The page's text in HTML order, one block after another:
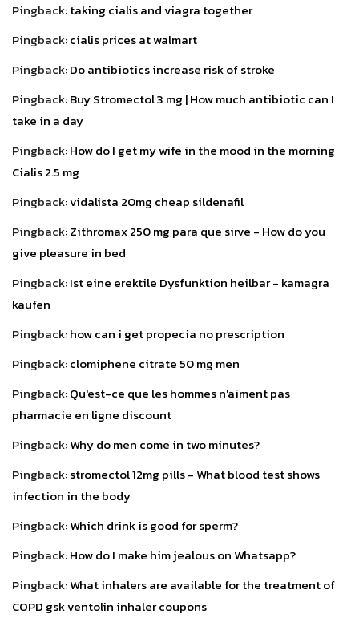
Pingback:taking cialis and viagra together
Pingback:cialis prices at walmart
Pingback:Do antibiotics increase risk of stroke
Pingback:Buy Stromectol 3 mg | How much antibiotic can I
take in a day
Pingback:How do I get my wife in the mood in the morning
Cialis 2.5 mg
Pingback:vidalista 20mg cheap sildenafil
Pingback:Zithromax 250 mg para que sirve - How do you
give pleasure in bed
Pingback:Ist eine erektile Dysfunktion heilbar - kamagra
kaufen
Pingback:how can i get propecia no prescription
Pingback:clomiphene citrate 50 mg men
Pingback:Qu'est-ce que les hommes n'aiment pas
pharmacie en ligne discount
Pingback:Why do men come in two minutes?
Pingback:stromectol 12mg pills - What blood test shows
infection in the body
Pingback:Which drink is good for sperm?
Pingback:How do I make him jealous on Whatsapp?
Pingback:What inhalers are available for the treatment of
COPD gsk ventolin inhaler coupons